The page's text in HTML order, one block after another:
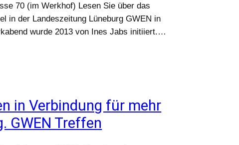
70 (im Werkhof) Lesen Sie über das
in der Landeszeitung Lüneburg GWEN in
wurde 2013 von Ines Jabs initiiert.…
in Verbindung für mehr
GWEN Treffen